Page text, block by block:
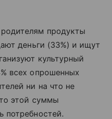
продукты
деньги (33%) и ищут
культурный
всех опрошенных
ни на что не
этой суммы
потребностей.